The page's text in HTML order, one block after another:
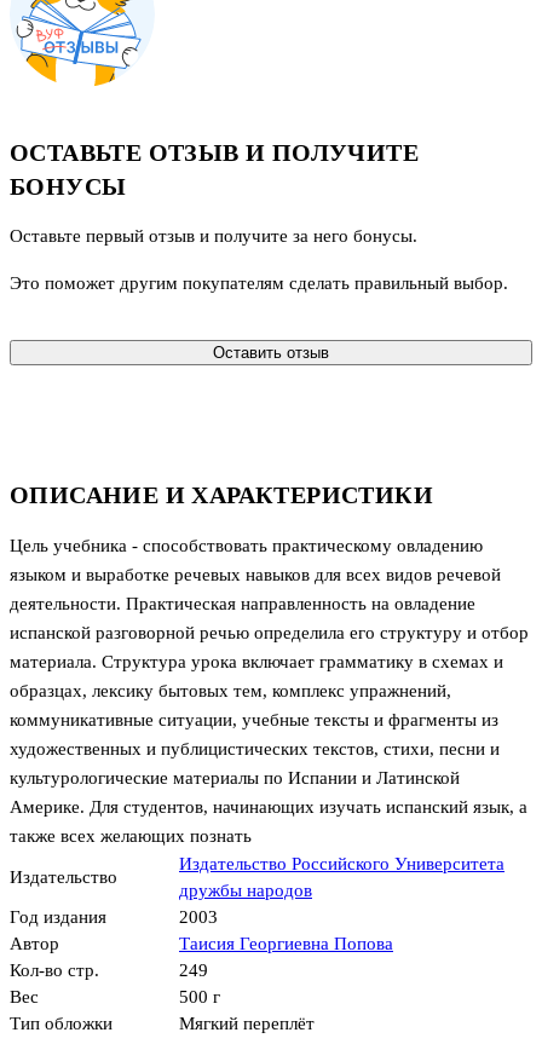
ОПИСАНИЕ И ХАРАКТЕРИСТИКИ
Цель учебника - способствовать практическому овладению
языком и выработке речевых навыков для всех видов речевой
деятельности. Практическая направленность на овладение
испанской разговорной речью определила его структуру и отбор
материала. Структура урока включает грамматику в схемах и
образцах, лексику бытовых тем, комплекс упражнений,
коммуникативные ситуации, учебные тексты и фрагменты из
художественных и публицистических текстов, стихи, песни и
культурологические материалы по Испании и Латинской
Америке. Для студентов, начинающих изучать испанский язык, а
также всех желающих познать
Издательство
Издательство Российского Университета
дружбы народов
Год издания
2003
Автор
Таисия Георгиевна Попова
Кол-во стр.
249
Вес
500 г
Тип обложки
Мягкий переплёт
ОСТАВЬТЕ ОТЗЫВ И ПОЛУЧИТЕ
БОНУСЫ
Оставьте первый отзыв и получите за него бонусы.
Это поможет другим покупателям сделать правильный выбор.
Оставить отзыв